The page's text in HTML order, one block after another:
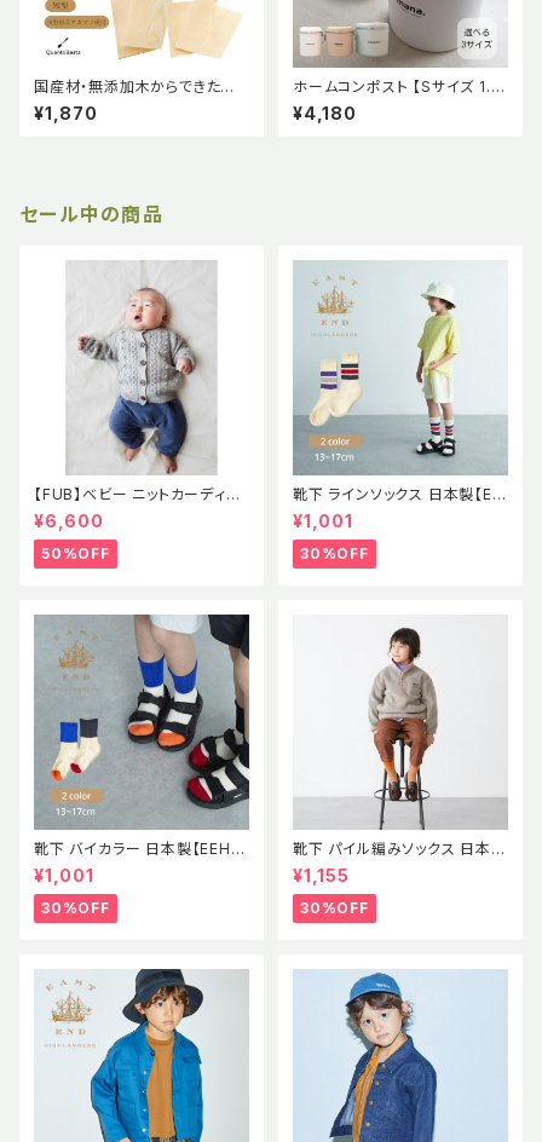
国産材・無添加木からできた経
木らっぷ 【短型】100枚入り Qu
antoBasta クアントバスタ 国
かわいい ナチュラル 天然素材
¥1,870
ホームコンポスト 【Sサイズ 1.5
L】mana.ORGANIC LIVING ス
テンレス綱 活性炭不織布
¥4,180
セール中の商品
【FUB】べビー ニットカーディガ
ン ポンポン ポップコーン セー
ター ラムウール エコテックス認
証 2021AWBABY LAMBWOO
L CARDIGAN GRAY MELAN
¥6,600
50%OFF
靴下 ラインソックス 日本製【EE
H】イーストエンドハイランダー
ズ
¥1,001
30%OFF
靴下 バイカラー 日本製【EEH】
SS パイル素材 ソックス イース
トエンドハイランダーズ
¥1,001
30%OFF
靴下 パイル編みソックス 日本製
【EEH】 AW
¥1,155
30%OFF